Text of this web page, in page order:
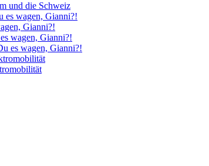
und die Schweiz
es wagen, Gianni?!
Gianni?!
wagen, Gianni?!
es wagen, Gianni?!